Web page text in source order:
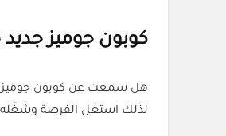
كوبون جوميز جديد 2026 | خصومات حصرية للعملاء الجدد
لذلك استغل الفرصة وشغّله